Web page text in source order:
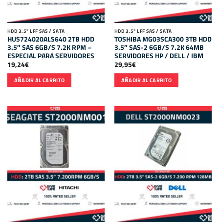
HDD 3.5" LFF SAS / SATA
HUS724020ALS640 2TB HDD
3.5″ SAS 6GB/S 7.2K RPM –
ESPECIAL PARA SERVIDORES
19,24€
AÑADIR AL CARRITO
HDD 3.5" LFF SAS / SATA
TOSHIBA MG03SCA300 3TB HDD
3.5″ SAS-2 6GB/S 7.2K 64MB
SERVIDORES HP / DELL / IBM
29,95€
AÑADIR AL CARRITO